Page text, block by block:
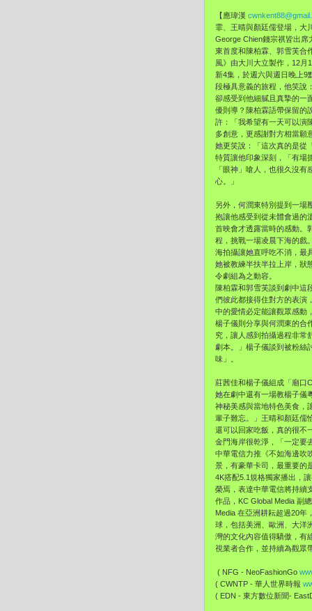
【應瑋漢
霏、王晴與顏廷儒登場， 大
George Chien錢宗祺皆出席
東首度和陳柏霖、郭雪芙合
風》 由大川大立製作，12月
新4集，於週六與週日晚上9
段極具意義的旅程，他笑說
卻感受到他細膩且真摯的一
優則導？陳柏霖語帶保留的
許：「我希望有一天可以演
多創意， 更感謝對方相當願
她更笑說：「這次真的是從
特質讓他印象深刻，「有場
「眼神」嗆人， 也很久沒有
心。」
另外，何潤東特別提到一場
抱讓他感受到從未體會過的
首映會才透露當時的感動。
程，挑戰一場凌晨下海的戲
海拍攝讓她直呼吃不消， 最
她被教練半扶半拉上岸，狀
令劇組為之動容。
陳柏霖和郭雪芙談到劇中這
們彼此都接得住對方的表演
中的愛情必定能讓觀眾感動
楊子儀則分享與何潤東的合
究， 讓人感到拍攝過程非常
劇本。」 楊子儀談到被粉絲
味」。
莊茜佳和楊子儀組成「廟口
她在劇中還有一場教楊子儀
神秘美感與當地特色美食，
輩子難忘。
」王晴和顏廷儒
還可以回家吃飯，真的很不
金門海岸很乾淨，「一定要
中華電信力推《不如海邊吹
景，有豪華卡司，最重要的
4K搭配5.1規格獨家播出，
榮焉， 表達中華電信將持續
作品，KC Global Media 副
Media 在亞洲耕耘超過20年
球，包括美洲、歐洲、大洋
灣的文化內容值得驕傲， 有
視業者合作， 並持續為觀眾
( NFG - NeoFashionGo
( CWNTP - 華人世界時報
( EDN - 東方數位新聞-